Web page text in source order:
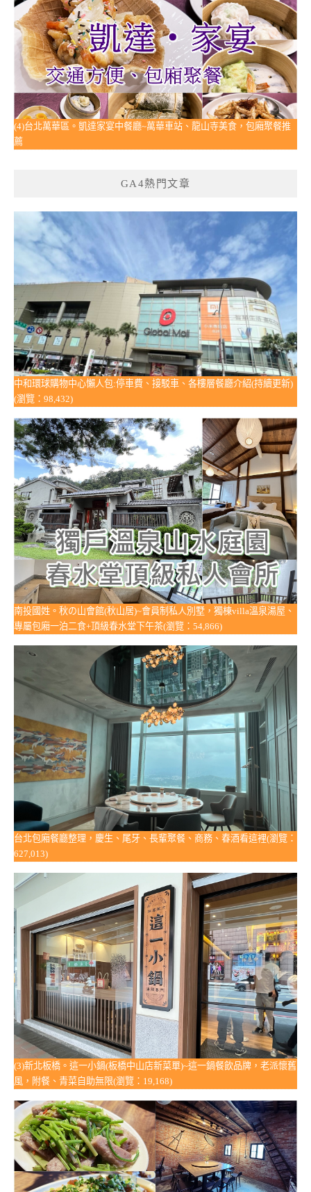
(4)台北萬華區。凱達家宴中餐廳~萬華車站、龍山寺美食，包廂聚餐推
薦
GA4熱門文章
中和環球購物中心懶人包:停車費、接駁車、各樓層餐廳介紹(持續更新)
(瀏覽：98,432)
南投國姓。秋の山會館(秋山居)~會員制私人別墅，獨棟villa溫泉湯屋、
專屬包廂一泊二食+頂級春水堂下午茶(瀏覽：54,866)
台北包廂餐廳整理，慶生、尾牙、長輩聚餐、商務、春酒看這裡(瀏覽：
627,013)
(3)新北板橋。這一小鍋(板橋中山店新菜單)~這一鍋餐飲品牌，老派懷舊
風，附餐、青菜自助無限(瀏覽：19,168)